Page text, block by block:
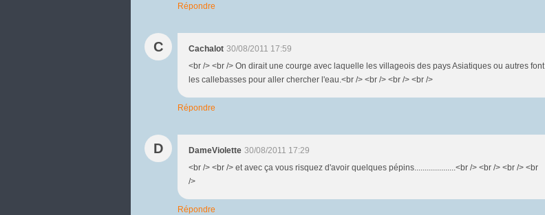
Répondre
C Cachalot 30/08/2011 17:59
<br /> <br /> On dirait une courge avec laquelle les villageois des pays Asiatiques ou autres font
les callebasses pour aller chercher l'eau.<br /> <br /> <br /> <br />
Répondre
D DameViolette 30/08/2011 17:29
<br /> <br /> et avec ça vous risquez d'avoir quelques pépins....................<br /> <br /> <br /> <br
/>
Répondre